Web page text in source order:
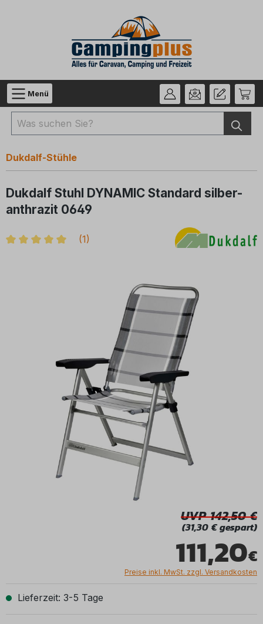
Zum Hauptinhalt springen
Menü
Dukdalf-Stühle
Dukdalf Stuhl DYNAMIC Standard silber-
anthrazit 0649
(1)
111,20
UVP 142,50
(31,30 € gespart)
Preise inkl. MwSt. zzgl. Versandkosten
Lieferzeit: 3-5 Tage